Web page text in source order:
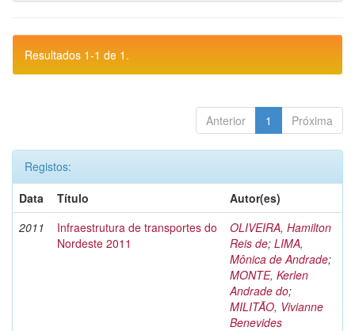
Resultados 1-1 de 1.
Anterior 1 Próxima
Registos:
Data
Título
Autor(es)
2011
Infraestrutura de transportes do
Nordeste 2011
OLIVEIRA, Hamilton
Reis de; LIMA,
Mônica de Andrade;
MONTE, Kerlen
Andrade do;
MILITÃO, Vivianne
Benevides